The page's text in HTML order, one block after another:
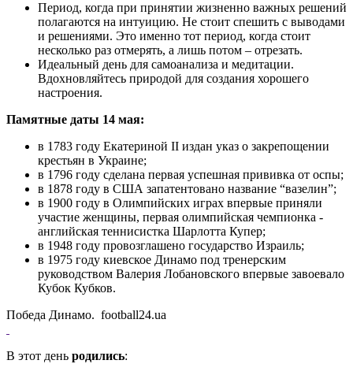
Период, когда при принятии жизненно важных решений
полагаются на интуицию. Не стоит спешить с выводами
и решениями. Это именно тот период, когда стоит
несколько раз отмерять, а лишь потом – отрезать.
Идеальный день для самоанализа и медитации.
Вдохновляйтесь природой для создания хорошего
настроения.
Памятные даты 14 мая:
в 1783 году Екатериной II издан указ о закрепощении
крестьян в Украине;
в 1796 году сделана первая успешная прививка от оспы;
в 1878 году в США запатентовано название “вазелин”;
в 1900 году в Олимпийских играх впервые приняли
участие женщины, первая олимпийская чемпионка -
английская теннисистка Шарлотта Купер;
в 1948 году провозглашено государство Израиль;
в 1975 году киевское Динамо под тренерским
руководством Валерия Лобановского впервые завоевало
Кубок Кубков.
Победа Динамо. football24.ua
В этот день родились: